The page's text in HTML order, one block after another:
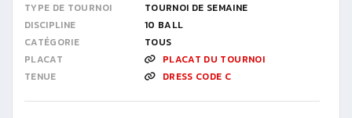
TYPE DE TOURNOI
TOURNOI DE SEMAINE
DISCIPLINE
10 BALL
CATÉGORIE
TOUS
PLACAT
PLACAT DU TOURNOI
TENUE
DRESS CODE C